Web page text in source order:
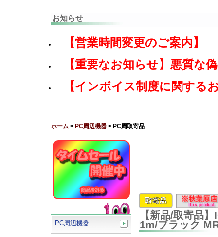
お知らせ
【営業時間変更のご案内】
【重要なお知らせ】悪質な
【インボイス制度に関する
ホーム > PC周辺機器 > PC周取寄品
【新品/取寄品
1m/ブラック
PC周辺機器